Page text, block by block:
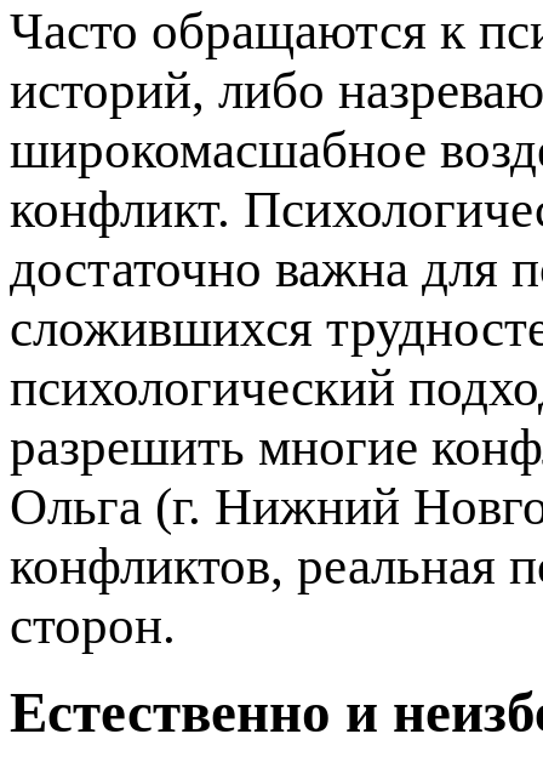
Часто обращаются к
историй, либо
широкомасшабное
конфликт.
достаточно важна для
сложившихся
психологический
разрешить многие
Ольга (г. Нижний
конфликтов,
сторон.
Естественно и